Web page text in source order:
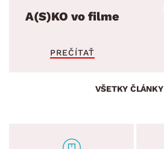
A(S)KO vo filme
PREČÍTAŤ
VŠETKY ČLÁNKY